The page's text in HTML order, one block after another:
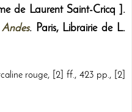
de Laurent Saint-Cricq ].
. Paris, Librairie de L.
rouge, [2] ff., 423 pp., [2]